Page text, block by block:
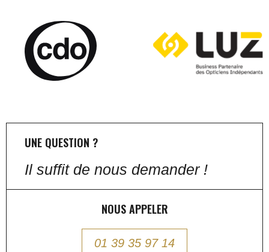
UNE QUESTION ?
Il suffit de nous demander !
NOUS APPELER
01 39 35 97 14